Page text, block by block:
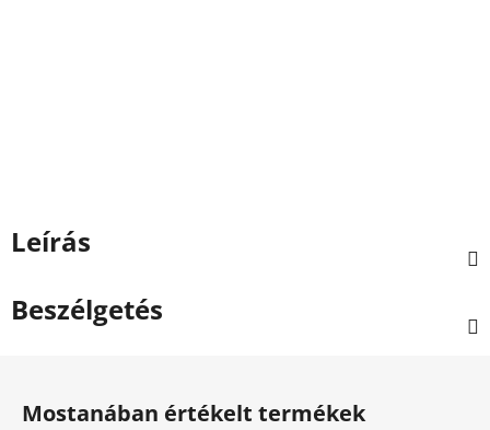
Leírás
Beszélgetés
Mostanában értékelt termékek